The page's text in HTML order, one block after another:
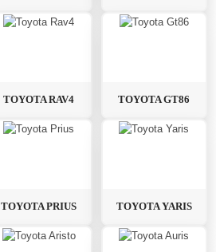
TOYOTA RAV4 TOYOTA GT86
TOYOTA PRIUS TOYOTA YARIS